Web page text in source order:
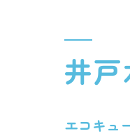
井
エコキュ